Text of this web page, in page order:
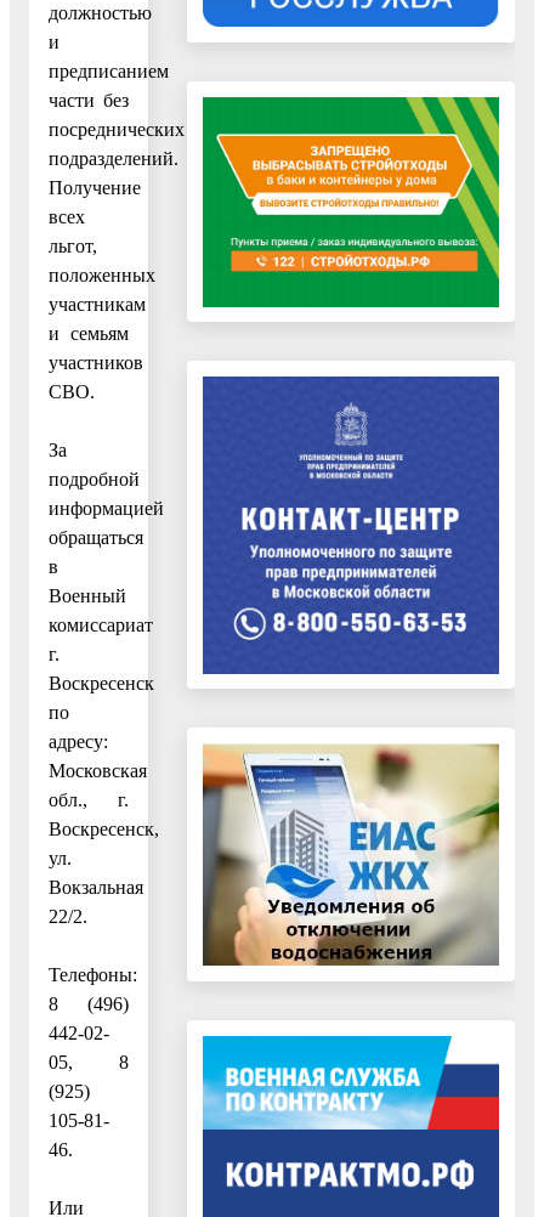
должностью
и
предписанием
части без
посреднических
подразделений.
Получение
всех
льгот,
положенных
участникам
и семьям
участников
СВО.
За
подробной
информацией
обращаться
в
Военный
комиссариат
г.
Воскресенск
по
адресу:
Московская
обл., г.
Воскресенск,
ул.
Вокзальная
22/2.
Телефоны:
8 (496)
442-02-
05, 8
(925)
105-81-
46.
Или